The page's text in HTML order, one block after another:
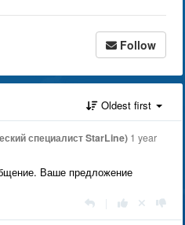
Follow
Oldest first
специалист StarLine) 1 year
Ваше предложение